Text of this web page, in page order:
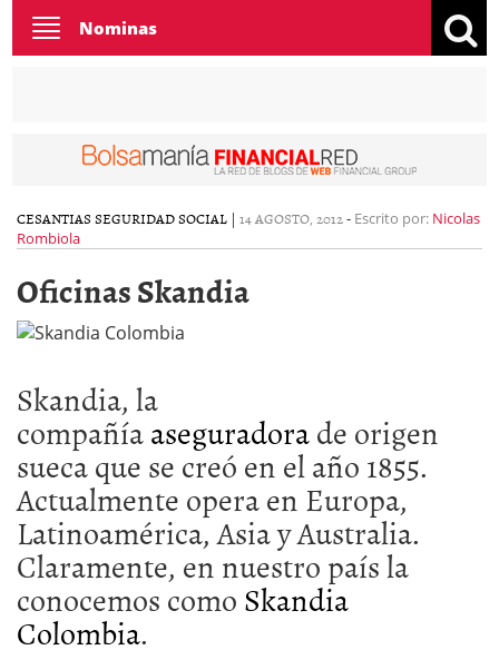
Toggle
navigation
Nominas
CESANTIAS SEGURIDAD SOCIAL | 14 AGOSTO, 2012- Escrito por: Nicolas
Rombiola
Oficinas Skandia
Skandia, la
compañíaaseguradorade origen
sueca que se creó en el año 1855.
Actualmente opera en Europa,
Latinoamérica, Asia y Australia.
Claramente, en nuestro país la
conocemos comoSkandia
Colombia.